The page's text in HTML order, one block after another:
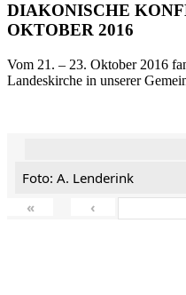
DIAKONISCHE
OKTOBER 2016
Vom 21. – 23. Oktober 2016
Landeskirche in unserer
Foto: A. Lenderink
«
‹